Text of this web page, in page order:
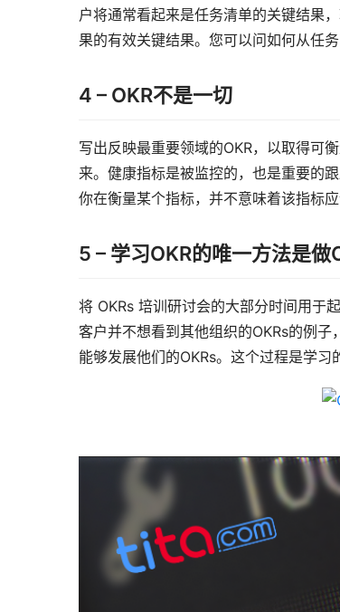
户将通常看起来是任务清单的关键结果
果的有效关键结果。您可以问如何从任
4 – OKR不是一切
写出反映最重要领域的OKR，以取得可
来。健康指标是被监控的，也是重要的
你在衡量某个指标，并不意味着该指标应
5 – 学习OKR的唯一方法是做
将 OKRs 培训研讨会的大部分时间用于
客户并不想看到其他组织的OKRs的例
能够发展他们的OKRs。这个过程是学习